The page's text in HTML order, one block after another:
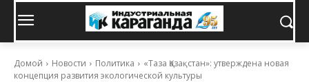
Домой Новости Политика
«Таза Қазақстан»: утверждена новая
концепция развития экологической культуры